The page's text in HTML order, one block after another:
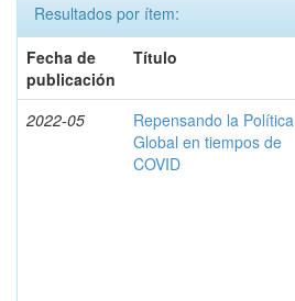
Resultados por ítem:
Fecha de
publicación
Título
2022-05
Repensando la Política
Global en tiempos de
COVID